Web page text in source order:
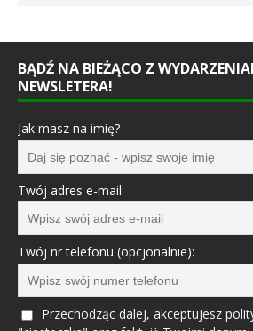
BĄDŹ NA BIEŻĄCO Z
NEWSLETERA!
Jak masz na imię?
Twój adres e-mail:
Twój nr telefonu (opcjonalnie):
Przechodząc dalej, akceptujesz